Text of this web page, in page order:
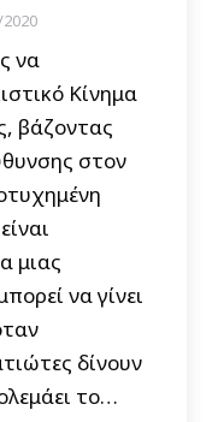
να
Κίνημα
βάζοντας
στον
μιας
να γίνει
δίνουν
το…